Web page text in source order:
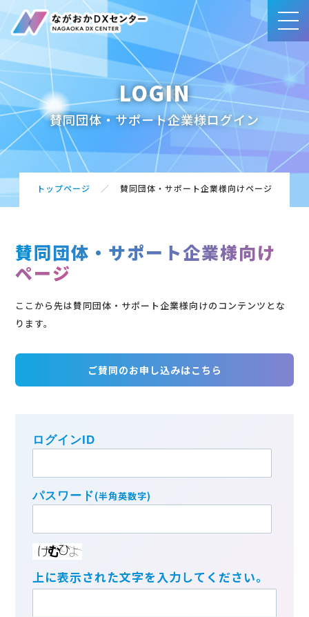
事業内容
賛同団体・サポート企業一覧
ブログ
お問合せ・ご相談
ページ
スワードをお忘れの場合はこちらからお問合
LOGIN
賛同団体・サポート企業様ログイン
トップページ 賛同団体・サポート企業様向けページ
賛同団体・サポート企業様向け
ページ
ここから先は賛同団体・サポート企業様向けのコンテンツとな
ります。
ご賛同のお申し込みはこちら
ログインID
パスワード(半角英数字)
上に表示された文字を入力してください。